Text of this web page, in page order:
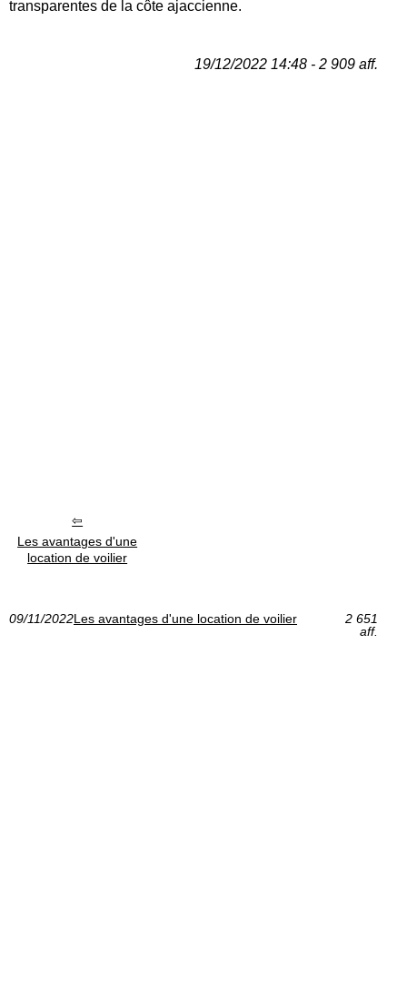
transparentes de la côte ajaccienne.
19/12/2022 14:48 - 2 909 aff.
Les avantages d'une
location de voilier
09/11/2022Les avantages d'une location de voilier
2 651
aff.